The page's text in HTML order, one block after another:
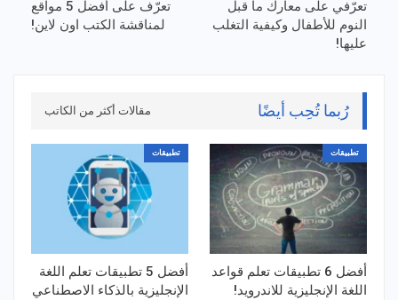
تعرّفي على معارك ما قبل
النوم للأطفال وكيفية التغلب
عليها!
تعرّف على أفضل 5 مواقع
لمناقشة الكتب اون لاين!
رُبما تُحِب أيضًا مقالات أكثر من الكاتب
تطبيقات
أفضل 6 تطبيقات تعلم قواعد
اللغة الإنجليزية للاندرويد!
تطبيقات
أفضل 5 تطبيقات تعلم اللغة
الإنجليزية بالذكاء الاصطناعي